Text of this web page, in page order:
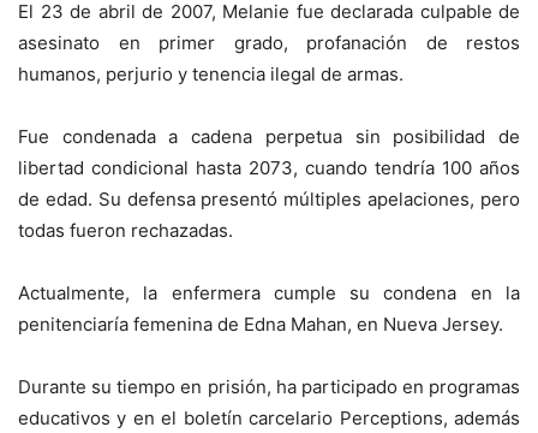
El 23 de abril de 2007, Melanie fue declarada culpable de
asesinato en primer grado, profanación de restos
humanos, perjurio y tenencia ilegal de armas.
Fue condenada a cadena perpetua sin posibilidad de
libertad condicional hasta 2073, cuando tendría 100 años
de edad. Su defensa presentó múltiples apelaciones, pero
todas fueron rechazadas.
Actualmente, la enfermera cumple su condena en la
penitenciaría femenina de Edna Mahan, en Nueva Jersey.
Durante su tiempo en prisión, ha participado en programas
educativos y en el boletín carcelario Perceptions, además